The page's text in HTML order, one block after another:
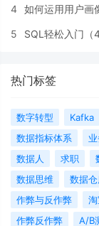
4 如何运用用户画
5 SQL轻松入门（
热门标签
数字转型 Kafka
数据指标体系
数据人
求职
数据思维
数据
作弊与反作弊
作弊反作弊
A/B